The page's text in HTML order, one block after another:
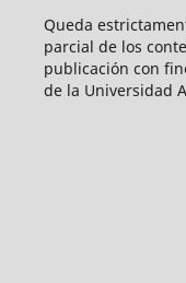
Queda
parcial de los
publicación con
de la Universidad